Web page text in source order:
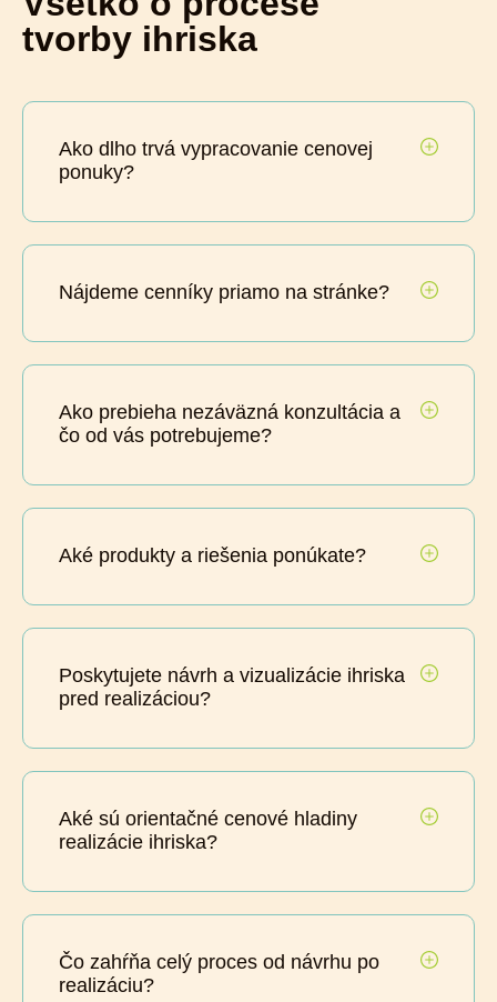
tvorby ihriska
Ako dlho trvá vypracovanie cenovej
ponuky?
Nájdeme cenníky priamo na stránke?
Ako prebieha nezáväzná konzultácia a
čo od vás potrebujeme?
Aké produkty a riešenia ponúkate?
Poskytujete návrh a vizualizácie ihriska
pred realizáciou?
Aké sú orientačné cenové hladiny
realizácie ihriska?
Čo zahŕňa celý proces od návrhu po
realizáciu?